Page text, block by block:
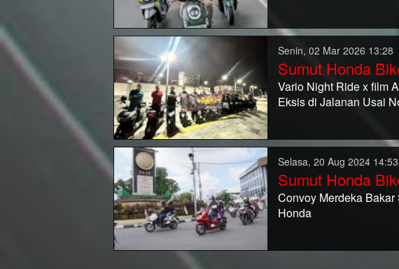
Senin, 02 Mar 2026 13:28
Sumut Honda
Vario Night Ride x film
Eksis di Jalanan Usai
Selasa, 20 Aug 2024 14:53
Sumut Honda
Convoy Merdeka
Honda